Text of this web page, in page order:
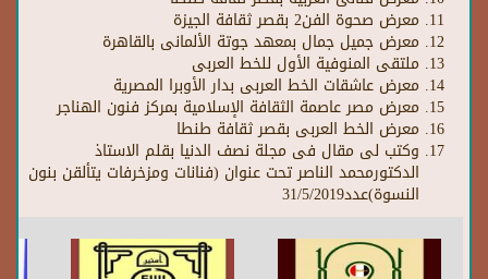
معرض صحوة الفن2 بقصر ثقافة الجيزة
معرض جميل جمال بمعهد جوتة الألمانى بالقاهرة
ملتقى المنوفية الأول للخط العربى
معرض عاشقات الخط العربى بدار الأوبرا المصرية
معرض مصر عاصمة الثقافة الإسلامية بمركز فنون الهناجر
معرض الخط العربى بقصر ثقافة طنطا
وكتب لى مقال فى مجلة نصف الدنيا بقلم الاستاذ
الدكتورمحمد الناصر تحت عنوان (فنانات ومزخرفات يتألقن بنون
النسوة)عدد31/5/2019